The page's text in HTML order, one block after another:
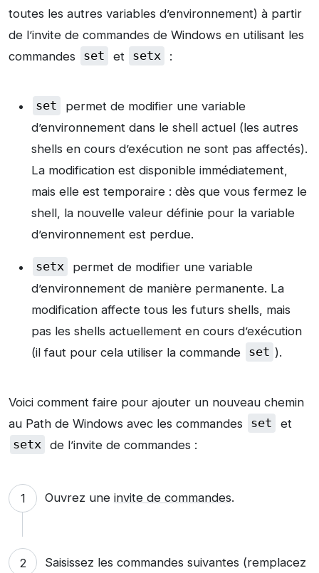
toutes les autres variables d’environnement) à partir
de l’invite de commandes de Windows en utilisant les
commandes
set et setx :
set
permet de modifier une variable
d’environnement dans le shell actuel (les autres
shells en cours d’exécution ne sont pas affectés).
La modification est disponible immédiatement,
mais elle est temporaire : dès que vous fermez le
shell, la nouvelle valeur définie pour la variable
d’environnement est perdue.
setx
permet de modifier une variable
d’environnement de manière permanente. La
modification affecte tous les futurs shells, mais
pas les shells actuellement en cours d’exécution
(il faut pour cela utiliser la commande set ).
Voici comment faire pour ajouter un nouveau chemin
au Path de Windows avec les commandes
set
et
setx de l’invite de commandes :
Ouvrez une invite de commandes.
Saisissez les commandes suivantes (remplacez